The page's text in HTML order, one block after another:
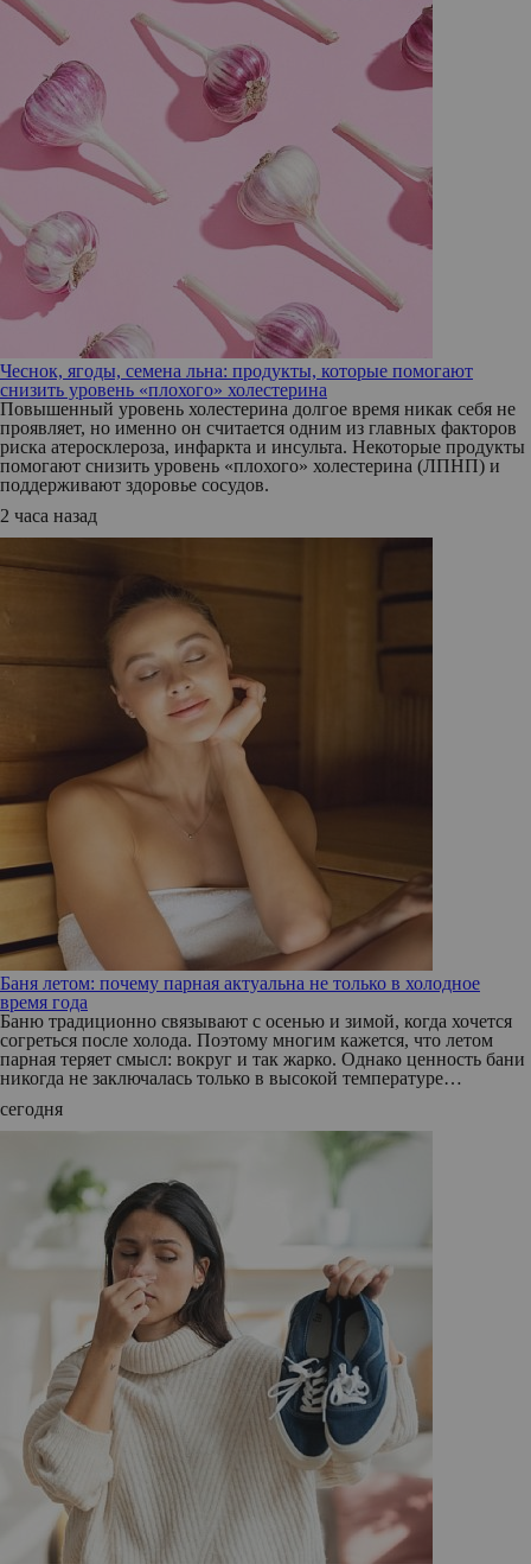
Чеснок, ягоды, семена льна: продукты, которые помогают
снизить уровень «плохого» холестерина
Повышенный уровень холестерина долгое время никак себя не
проявляет, но именно он считается одним из главных факторов
риска атеросклероза, инфаркта и инсульта. Некоторые продукты
помогают снизить уровень «плохого» холестерина (ЛПНП) и
поддерживают здоровье сосудов.
2 часа назад
Баня летом: почему парная актуальна не только в холодное
время года
Баню традиционно связывают с осенью и зимой, когда хочется
согреться после холода. Поэтому многим кажется, что летом
парная теряет смысл: вокруг и так жарко. Однако ценность бани
никогда не заключалась только в высокой температуре…
сегодня